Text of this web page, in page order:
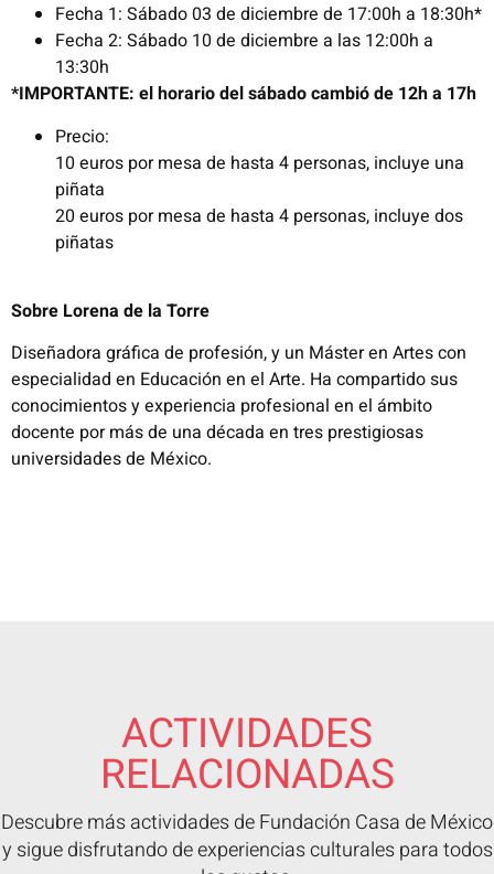
Fecha 1: Sábado 03 de diciembre de 17:00h a 18:30h*
Fecha 2: Sábado 10 de diciembre a las 12:00h a
13:30h
*IMPORTANTE: el horario del sábado cambió de 12h a 17h
Precio:
10 euros por mesa de hasta 4 personas, incluye una
piñata
20 euros por mesa de hasta 4 personas, incluye dos
piñatas
Sobre Lorena de la Torre
Diseñadora gráfica de profesión, y un Máster en Artes con
especialidad en Educación en el Arte. Ha compartido sus
conocimientos y experiencia profesional en el ámbito
docente por más de una década en tres prestigiosas
universidades de México.
ACTIVIDADES
RELACIONADAS
Descubre más actividades de Fundación Casa de México
y sigue disfrutando de experiencias culturales para todos